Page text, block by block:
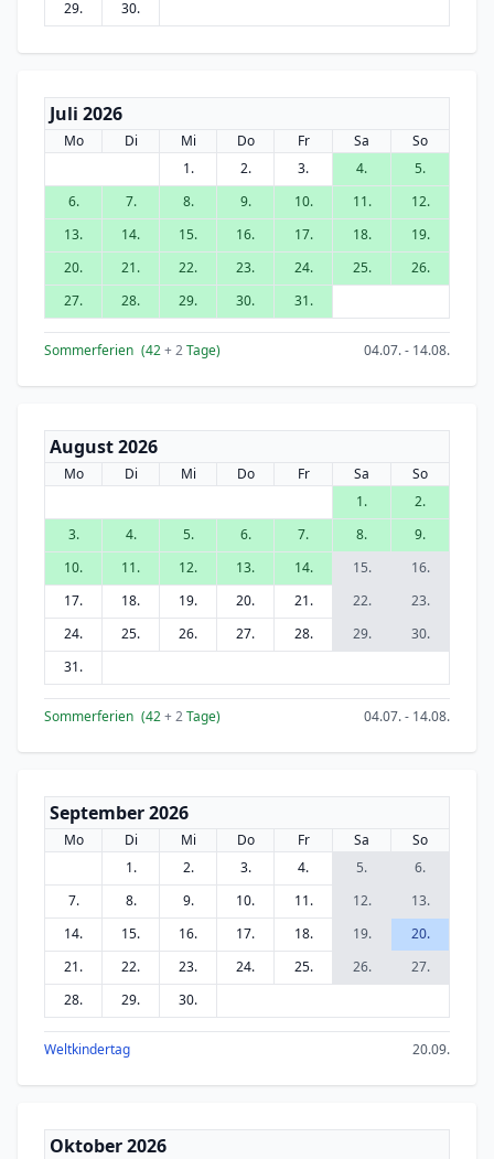
29. 30.
Juli 2026
Mo Di Mi Do Fr Sa
So
1.
2. 3. 4.
5.
6.
7. 8. 9. 10. 11.
12.
13.
14. 15. 16. 17. 18.
19.
20.
21. 22. 23. 24. 25.
26.
27.
28. 29. 30. 31.
Sommerferien (42+ 2Tage) 04.07. - 14.08.
August 2026
Mo Di Mi Do Fr Sa
So
1.
2.
3.
4. 5. 6. 7. 8.
9.
10.
11. 12. 13. 14. 15.
16.
17.
18. 19. 20. 21. 22.
23.
24.
25. 26. 27. 28. 29.
30.
31.
Sommerferien (42+ 2Tage) 04.07. - 14.08.
September 2026
Mo Di Mi Do Fr Sa
So
1.
2. 3. 4. 5.
6.
7.
8. 9. 10. 11. 12.
13.
14.
15. 16. 17. 18. 19.
20.
21.
22. 23. 24. 25. 26.
27.
28.
29. 30.
Weltkindertag 20.09.
Oktober 2026